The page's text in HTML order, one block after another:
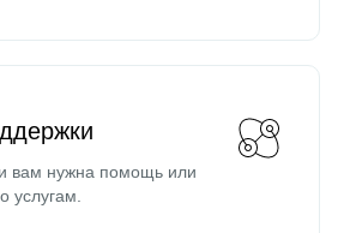
вам нужна помощь или
услугам.